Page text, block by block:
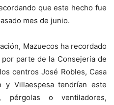
que este hecho fue
mes de junio.
Mazuecos ha recordado
parte de la Consejería de
centros José Robles, Casa
y Villaespesa tendrían este
pérgolas o ventiladores,